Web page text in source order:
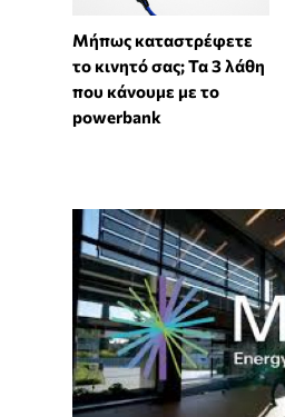
Μήπως καταστρέφετε
το κινητό σας; Τα 3 λάθη
που κάνουμε με το
powerbank